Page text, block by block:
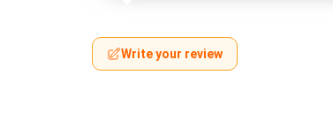
Write your review